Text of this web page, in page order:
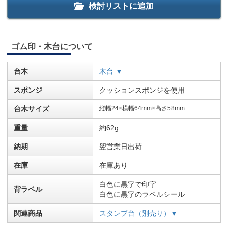
検討リストに追加
ゴム印・木台について
台木 木台 ▼
スポンジ クッションスポンジを使用
台木サイズ 縦幅24×横幅64mm×高さ58mm
重量 約62g
納期 翌営業日出荷
在庫 在庫あり
背ラベル
白色に黒字で印字
白色に黒字のラベルシール
関連商品 スタンプ台（別売り）▼